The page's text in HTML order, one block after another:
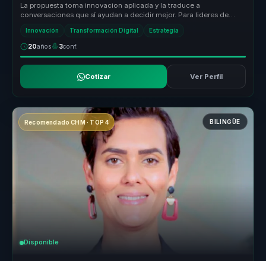
La propuesta toma innovacion aplicada y la traduce a
conversaciones que sí ayudan a decidir mejor. Para lideres de
Innovación Transformación Digital Estrategia
20años 3conf.
Cotizar Ver Perfil
Recomendado CHM · TOP 4 BILINGÜE
Disponible